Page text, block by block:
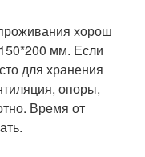
хорош
мм. Если
для хранения
опоры,
Время от